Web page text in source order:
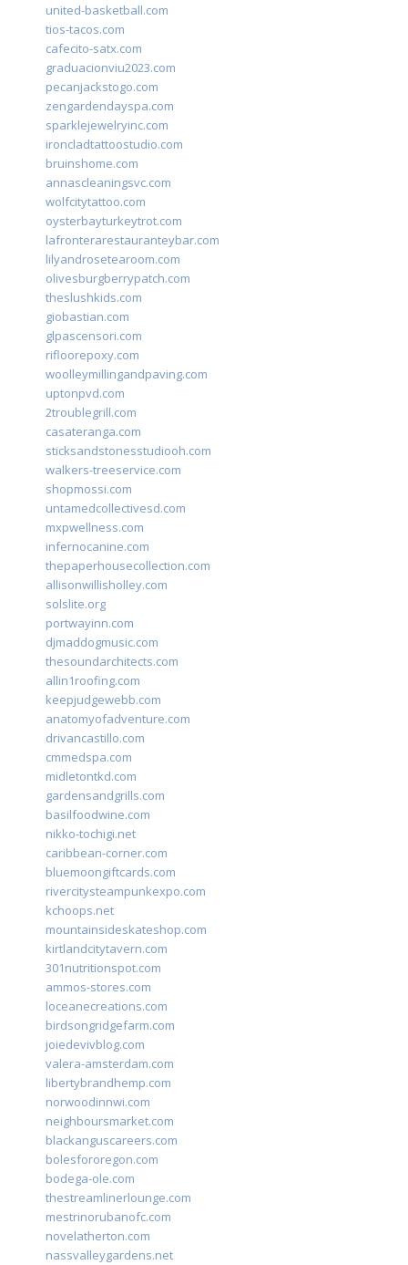
united-basketball.com
tios-tacos.com
cafecito-satx.com
graduacionviu2023.com
pecanjackstogo.com
zengardendayspa.com
sparklejewelryinc.com
ironcladtattoostudio.com
bruinshome.com
annascleaningsvc.com
wolfcitytattoo.com
oysterbayturkeytrot.com
lafronterarestauranteybar.com
lilyandrosetearoom.com
olivesburgberrypatch.com
theslushkids.com
giobastian.com
glpascensori.com
rifloorepoxy.com
woolleymillingandpaving.com
uptonpvd.com
2troublegrill.com
casateranga.com
sticksandstonesstudiooh.com
walkers-treeservice.com
shopmossi.com
untamedcollectivesd.com
mxpwellness.com
infernocanine.com
thepaperhousecollection.com
allisonwillisholley.com
solslite.org
portwayinn.com
djmaddogmusic.com
thesoundarchitects.com
allin1roofing.com
keepjudgewebb.com
anatomyofadventure.com
drivancastillo.com
cmmedspa.com
midletontkd.com
gardensandgrills.com
basilfoodwine.com
nikko-tochigi.net
caribbean-corner.com
bluemoongiftcards.com
rivercitysteampunkexpo.com
kchoops.net
mountainsideskateshop.com
kirtlandcitytavern.com
301nutritionspot.com
ammos-stores.com
loceanecreations.com
birdsongridgefarm.com
joiedevivblog.com
valera-amsterdam.com
libertybrandhemp.com
norwoodinnwi.com
neighboursmarket.com
blackanguscareers.com
bolesfororegon.com
bodega-ole.com
thestreamlinerlounge.com
mestrinorubanofc.com
novelatherton.com
nassvalleygardens.net